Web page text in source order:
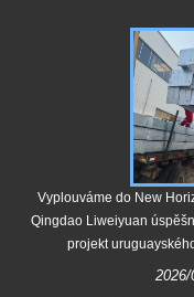
Vyplouváme do New
Qingdao Liweiyuan
projekt
2026/